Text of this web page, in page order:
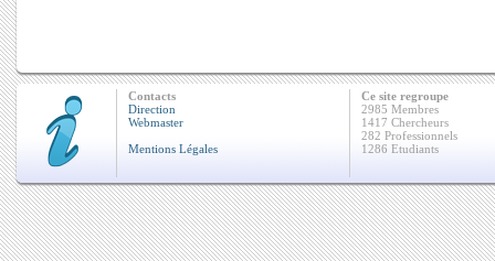
Contacts
Direction
Webmaster
Mentions Légales
Ce site regroupe
2985 Membres
1417 Chercheurs
282 Professionnels
1286 Etudiants